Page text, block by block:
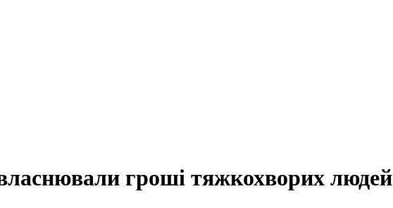
гроші тяжкохворих людей